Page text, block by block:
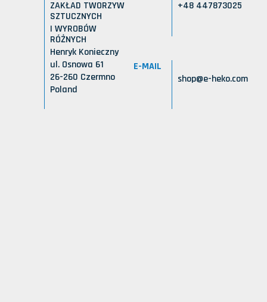
ZAKŁAD TWORZYW
SZTUCZNYCH
I WYROBÓW
RÓŻNYCH
Henryk Konieczny
ul. Osnowa 61
26-260 Czermno
Poland
+48 447873025
E-MAIL
shop@e-heko.com